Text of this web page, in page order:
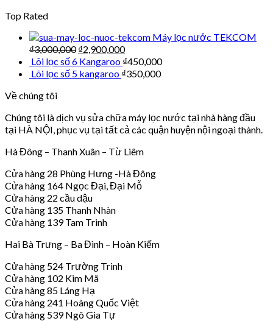
Top Rated
Máy lọc nước TEKCOM
₫3,000,000 ₫2,900,000
Lõi lọc số 6 Kangaroo ₫450,000
Lõi lọc số 5 kangaroo ₫350,000
Về chúng tôi
Chúng tôi là dịch vụ sửa chữa máy lọc nước tại nhà hàng đầu
tại HÀ NỘI, phục vụ tại tất cả các quận huyện nội ngoại thành.
Hà Đông – Thanh Xuân – Từ Liêm
Cửa hàng 28 Phùng Hưng -Hà Đông
Cửa hàng 164 Ngọc Đại, Đại Mỗ
Cửa hàng 22 cầu dậu
Cửa hàng 135 Thanh Nhàn
Cửa hàng 139 Tam Trinh
Hai Bà Trưng – Ba Đình – Hoàn Kiếm
Cửa hàng 524 Trường Trinh
Cửa hàng 102 Kim Mã
Cửa hàng 85 Láng Hạ
Cửa hàng 241 Hoàng Quốc Việt
Cửa hàng 539 Ngô Gia Tự